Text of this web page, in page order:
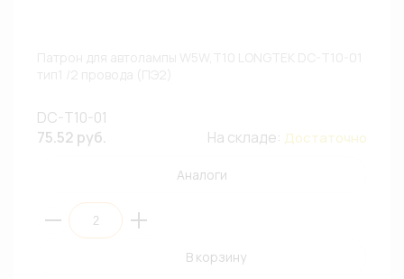
DC-T10-01
75.52 руб.
На складе: Достаточно
Аналоги
В корзину